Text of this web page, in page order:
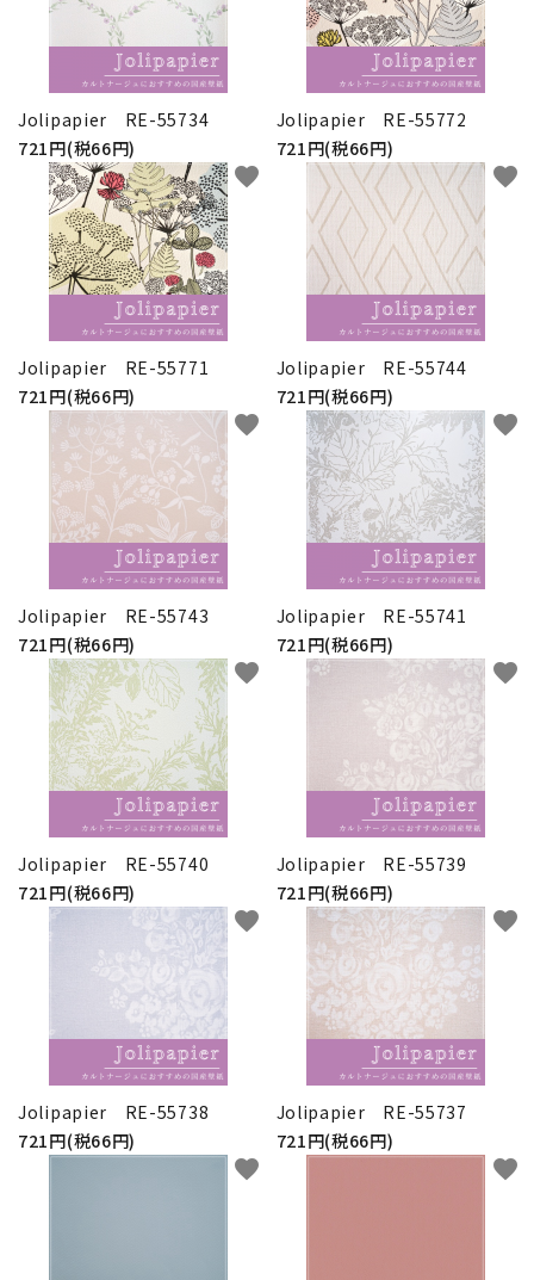
Jolipapier RE-55734
721円(税66円)
Jolipapier RE-55772
721円(税66円)
Jolipapier RE-55771
721円(税66円)
favorite
Jolipapier RE-55744
721円(税66円)
favorite
Jolipapier RE-55743
721円(税66円)
favorite
Jolipapier RE-55741
721円(税66円)
favorite
Jolipapier RE-55740
721円(税66円)
favorite
Jolipapier RE-55739
721円(税66円)
favorite
Jolipapier RE-55738
721円(税66円)
favorite
Jolipapier RE-55737
721円(税66円)
favorite
favorite favorite